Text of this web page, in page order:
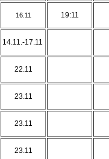
16.11 19:11
14.11.-17.11
22.11
23.11
23.11
23.11